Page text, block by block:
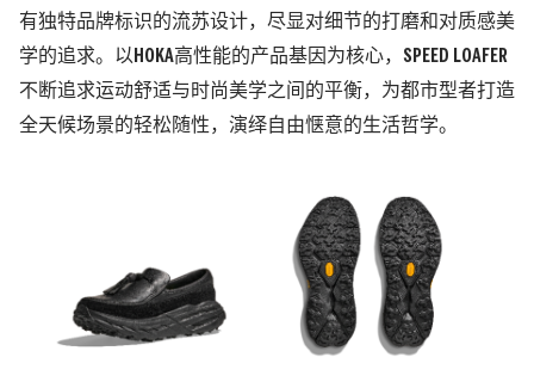
有独特品牌标识的流苏设计，尽显对细节的打磨和对质感美
学的追求。以HOKA高性能的产品基因为核心，SPEED LOAFER
不断追求运动舒适与时尚美学之间的平衡，为都市型者打造
全天候场景的轻松随性，演绎自由惬意的生活哲学。